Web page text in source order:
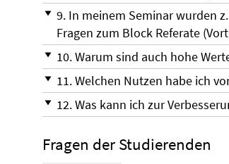
9. In meinem Seminar wurden
Fragen zum Block Referate
10. Warum sind auch hohe
11. Welchen Nutzen habe ich
12. Was kann ich zur
Fragen der Studierenden